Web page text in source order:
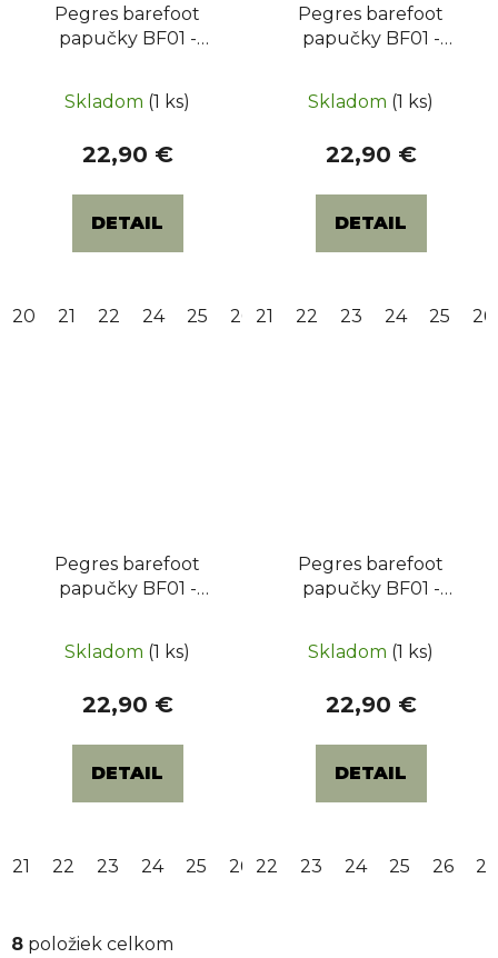
Pegres barefoot
papučky BF01 -
Skladom (1 ks)
22,90 €
DETAIL
20 21 22 24 25 26 28 29 30 32
Pegres barefoot
papučky BF01 -
Skladom (1 ks)
22,90 €
DETAIL
21 22 23 24 25 26
Pegres barefoot
papučky BF01 -
Skladom (1 ks)
22,90 €
DETAIL
21 22 23 24 25 26 28 29 31 32 33
Pegres barefoot
papučky BF01 -
Skladom (1 ks)
22,90 €
DETAIL
22 23 24 25 26 28
8 položiek celkom